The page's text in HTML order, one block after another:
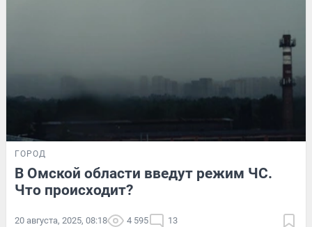
ГОРОД
В Омской области введут режим ЧС.
Что происходит?
20 августа, 2025, 08:18 4 595 13